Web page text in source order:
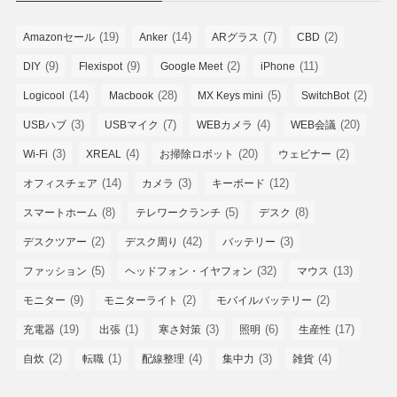
Amazonセール (19) Anker (14) ARグラス (7) CBD (2)
DIY (9) Flexispot (9) Google Meet (2) iPhone (11)
Logicool (14) Macbook (28) MX Keys mini (5) SwitchBot (2)
USBハブ (3) USBマイク (7) WEBカメラ (4) WEB会議 (20)
Wi-Fi (3) XREAL (4) お掃除ロボット (20) ウェビナー (2)
オフィスチェア (14) カメラ (3) キーボード (12)
スマートホーム (8) テレワークランチ (5) デスク (8)
デスクツアー (2) デスク周り (42) バッテリー (3)
ファッション (5) ヘッドフォン・イヤフォン (32) マウス (13)
モニター (9) モニターライト (2) モバイルバッテリー (2)
充電器 (19) 出張 (1) 寒さ対策 (3) 照明 (6) 生産性 (17)
自炊 (2) 転職 (1) 配線整理 (4) 集中力 (3) 雑貨 (4)